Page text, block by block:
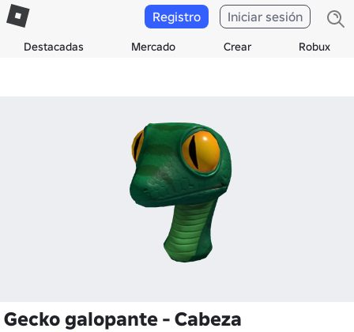
Destacadas Mercado Crear Robux
Registro Iniciar sesión
Gecko galopante - Cabeza